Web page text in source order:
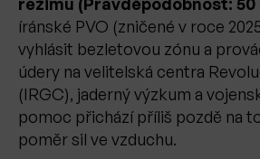
režimu (Pravděpodobnost: 50
íránské PVO (zničené v roce
vyhlásit bezletovou zónu a
údery na velitelská centra
(IRGC), jaderný výzkum a
pomoc přichází příliš pozdě na
poměr sil ve vzduchu.